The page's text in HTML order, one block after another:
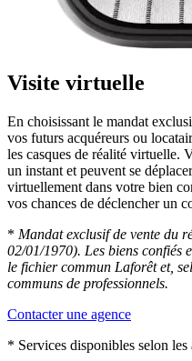
Visite virtuelle
En choisissant le mandat
vos futurs acquéreurs ou
les casques de réalité virtuelle.
un instant et peuvent se
virtuellement dans votre bien
vos chances de déclencher un
* Mandat exclusif de vente du
02/01/1970). Les biens confiés
le fichier commun Laforêt et,
communs de professionnels.
Contacter une agence
* Services disponibles selon les